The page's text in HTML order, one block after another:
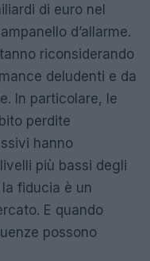
di euro nel
d’allarme.
riconsiderando
deludenti e da
In particolare, le
perdite
hanno
più bassi degli
fiducia è un
E quando
possono